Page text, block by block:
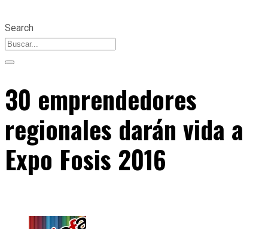
Search
30 emprendedores
regionales darán vida a
Expo Fosis 2016